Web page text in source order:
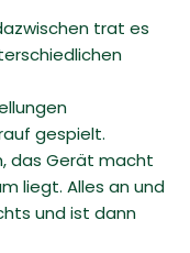
trat es
gespielt.
das Gerät macht
liegt. Alles an und
und ist dann